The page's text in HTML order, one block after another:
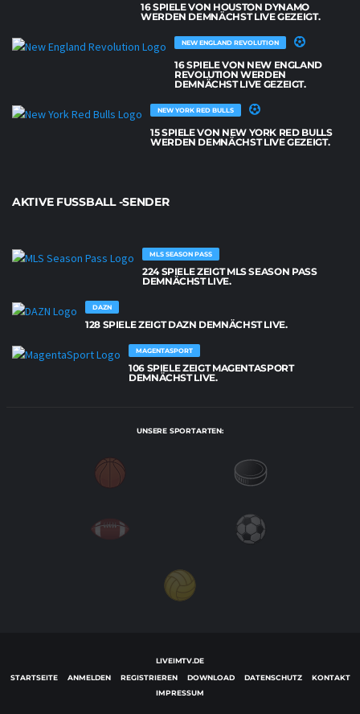
16 SPIELE VON HOUSTON DYNAMO
WERDEN DEMNÄCHST LIVE GEZEIGT.
NEW ENGLAND REVOLUTION
16 SPIELE VON NEW ENGLAND
REVOLUTION WERDEN
DEMNÄCHST LIVE GEZEIGT.
NEW YORK RED BULLS
15 SPIELE VON NEW YORK RED BULLS
WERDEN DEMNÄCHST LIVE GEZEIGT.
AKTIVE FUSSBALL -SENDER
MLS SEASON PASS
224 SPIELE ZEIGT MLS SEASON PASS
DEMNÄCHST LIVE.
DAZN
128 SPIELE ZEIGT DAZN DEMNÄCHST LIVE.
MAGENTASPORT
106 SPIELE ZEIGT MAGENTASPORT
DEMNÄCHST LIVE.
UNSERE SPORTARTEN:
LIVEIMTV.DE
STARTSEITE
ANMELDEN REGISTRIEREN DOWNLOAD DATENSCHUTZ
KONTAKT
IMPRESSUM